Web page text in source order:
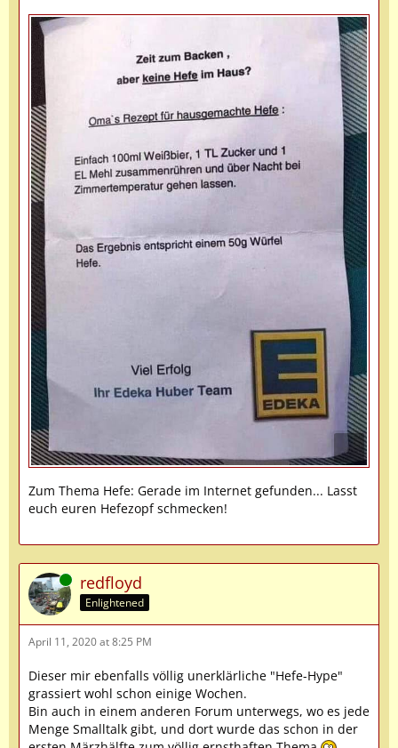
Zum Thema Hefe: Gerade im Internet gefunden... Lasst
euch euren Hefezopf schmecken!
Online redfloyd
Enlightened
April 11, 2020 at 8:25 PM
Dieser mir ebenfalls völlig unerklärliche "Hefe-Hype"
grassiert wohl schon einige Wochen.
Bin auch in einem anderen Forum unterwegs, wo es jede
Menge Smalltalk gibt, und dort wurde das schon in der